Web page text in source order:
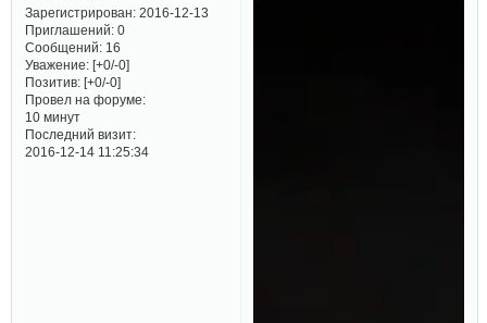
Зарегистрирован: 2016-12-13
Приглашений:0
Сообщений:16
Уважение: [+0/-0]
Позитив: [+0/-0]
Провел на форуме:
10 минут
Последний визит:
2016-12-14 11:25:34